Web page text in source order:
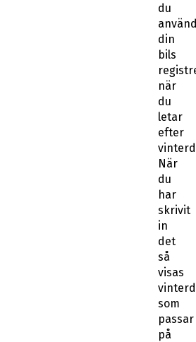
du
din
bils
när
du
letar
efter
När
du
har
skrivit
in
det
så
visas
som
passar
på